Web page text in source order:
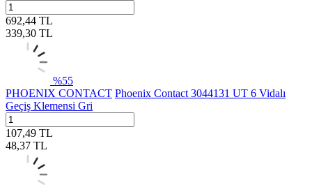
692,44 TL
339,30 TL
%55
PHOENIX CONTACT Phoenix Contact 3044131 UT 6 Vidalı
Geçiş Klemensi Gri
107,49 TL
48,37 TL